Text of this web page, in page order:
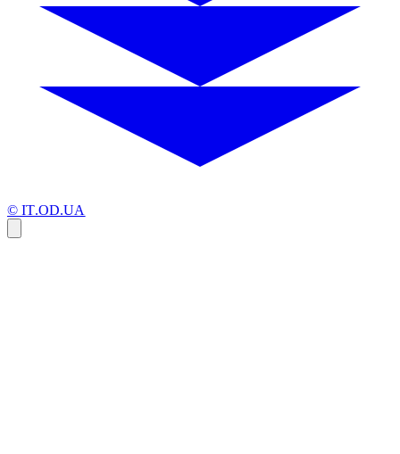
© IT.OD.UA